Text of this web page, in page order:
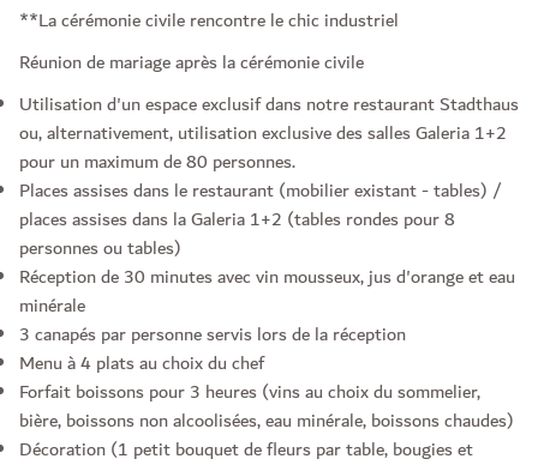
**La cérémonie civile rencontre le chic industriel
Réunion de mariage après la cérémonie civile
Utilisation d'un espace exclusif dans notre restaurant Stadthaus
ou, alternativement, utilisation exclusive des salles Galeria 1+2
pour un maximum de 80 personnes.
Places assises dans le restaurant (mobilier existant - tables) /
places assises dans la Galeria 1+2 (tables rondes pour 8
personnes ou tables)
Réception de 30 minutes avec vin mousseux, jus d'orange et eau
minérale
3 canapés par personne servis lors de la réception
Menu à 4 plats au choix du chef
Forfait boissons pour 3 heures (vins au choix du sommelier,
bière, boissons non alcoolisées, eau minérale, boissons chaudes)
Décoration (1 petit bouquet de fleurs par table, bougies et